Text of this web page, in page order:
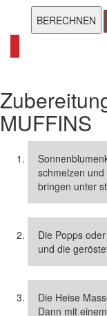
MUFFINS
schmelzen
bringen unter
Die Popps
und die
Die Heise
Dann mit